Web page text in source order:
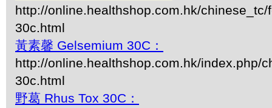
http://online.healthshop.com.hk/
30c.html
黃素馨 Gelsemium 30C：
http://online.healthshop.com.hk/index.php/
30c.html
野葛 Rhus Tox 30C：